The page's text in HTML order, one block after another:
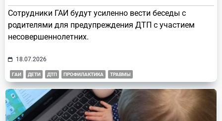
Сотрудники ГАИ будут усиленно вести беседы с
родителями для предупреждения ДТП с участием
несовершеннолетних.
18.07.2026
ГАИ ДЕТИ ДТП ПРОФИЛАКТИКА ТРАВМЫ